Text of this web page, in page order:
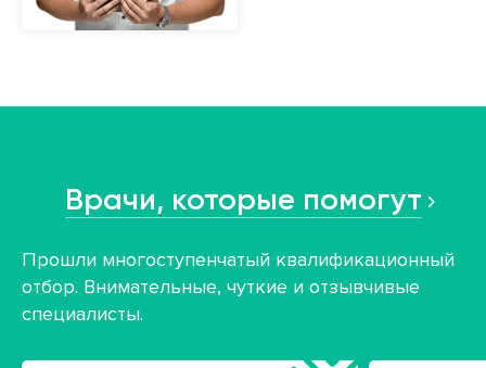
Врачи, которые помогут
Прошли многоступенчатый квалификационный
отбор. Внимательные, чуткие и отзывчивые
специалисты.